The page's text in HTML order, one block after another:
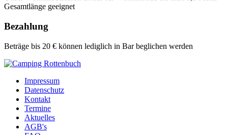
Gesamtlänge geeignet
Bezahlung
Beträge bis 20 € können lediglich in Bar beglichen werden
Impressum
Datenschutz
Kontakt
Termine
Aktuelles
AGB's